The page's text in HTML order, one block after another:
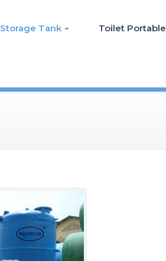
Storage Tank Toilet Portable